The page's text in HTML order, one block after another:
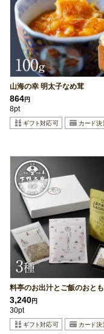
山海の幸 明太子なめ茸
864円
8pt
料亭のお出汁とご飯のおとも
3,240円
30pt